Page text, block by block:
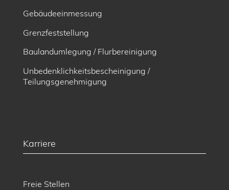
Gebäudeeinmessung
Grenzfeststellung
Baulandumlegung / Flurbereinigung
Unbedenklichkeitsbescheinigung /
Teilungsgenehmigung
Karriere
Freie Stellen